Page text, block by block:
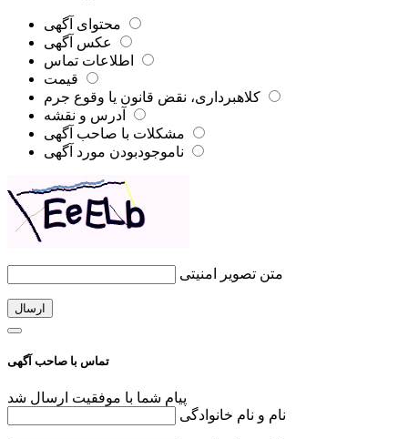
متن تصویر امنیتی
ارسال
تماس با صاحب آگهی
پیام شما با موفقیت ارسال شد
نام و نام خانوادگی